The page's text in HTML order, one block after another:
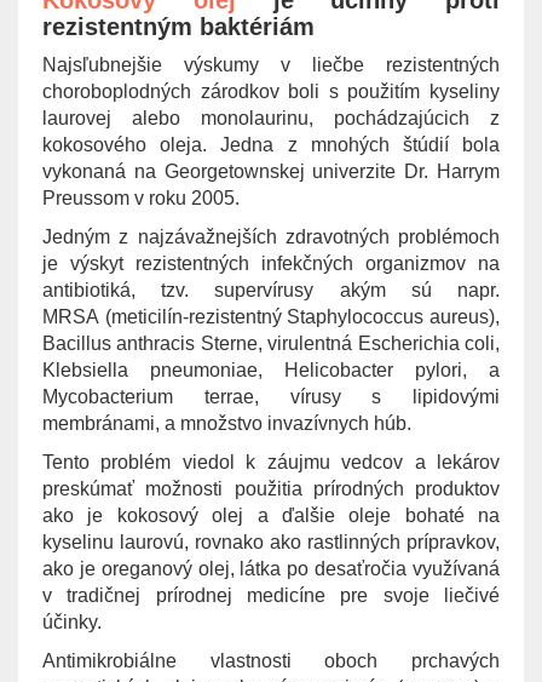
rezistentným baktériám
Najsľubnejšie výskumy v liečbe rezistentných
choroboplodných zárodkov boli s použitím kyseliny
laurovej alebo monolaurinu, pochádzajúcich z
kokosového oleja. Jedna z mnohých štúdií bola
vykonaná na Georgetownskej univerzite Dr. Harrym
Preussom v roku 2005.
Jedným z najzávažnejších zdravotných problémoch
je výskyt rezistentných infekčných organizmov na
antibiotiká, tzv. supervírusy akým sú napr.
MRSA (meticilín-rezistentný Staphylococcus aureus),
Bacillus anthracis Sterne, virulentná Escherichia coli,
Klebsiella pneumoniae, Helicobacter pylori, a
Mycobacterium terrae, vírusy s lipidovými
membránami, a množstvo invazívnych húb.
Tento problém viedol k záujmu vedcov a lekárov
preskúmať možnosti použitia prírodných produktov
ako je kokosový olej a ďalšie oleje bohaté na
kyselinu laurovú, rovnako ako rastlinných prípravkov,
ako je oreganový olej, látka po desaťročia využívaná
v tradičnej prírodnej medicíne pre svoje liečivé
účinky.
Antimikrobiálne vlastnosti oboch prchavých